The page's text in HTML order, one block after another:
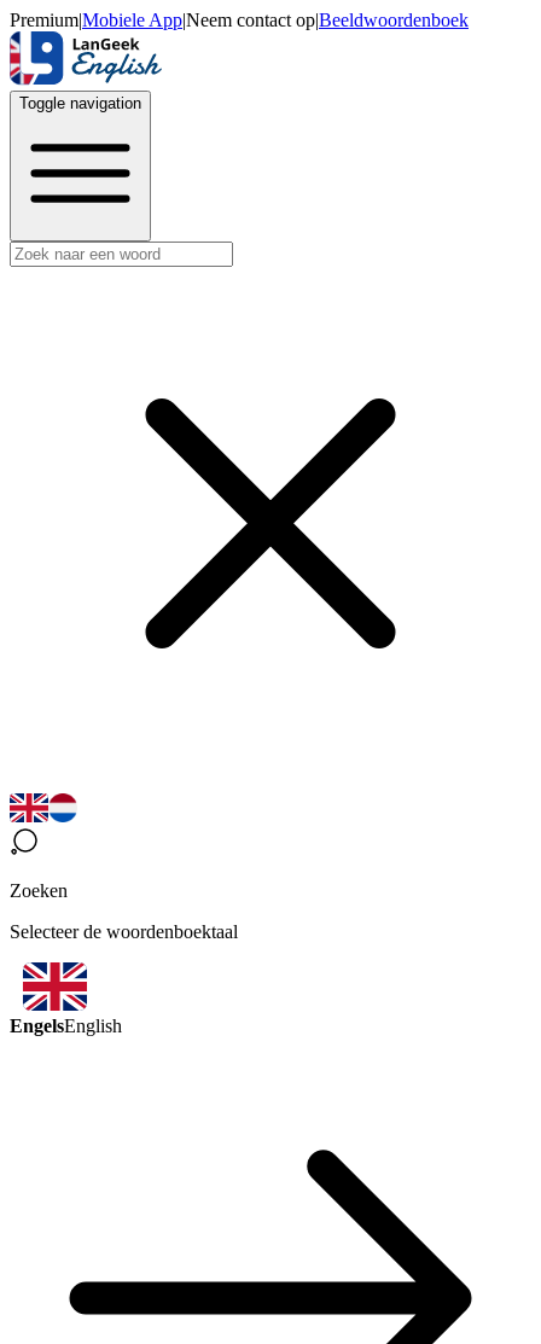
Premium|Mobiele App|Neem contact op|Beeldwoordenboek
Toggle navigation
Zoeken
Selecteer de woordenboektaal
EngelsEnglish